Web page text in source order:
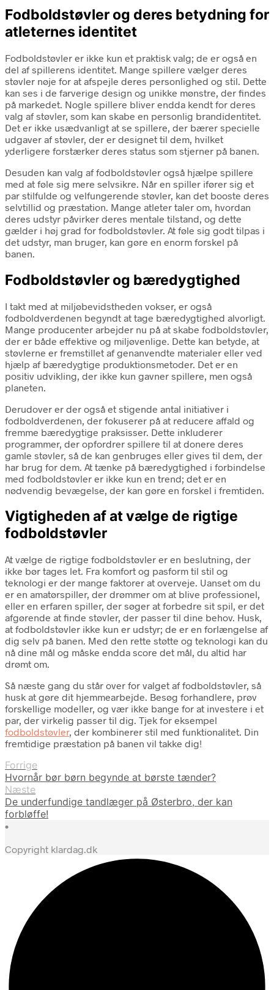
Fodboldstøvler og deres betydning for
atleternes identitet
Fodboldstøvler er ikke kun et praktisk valg; de er også en
del af spillerens identitet. Mange spillere vælger deres
støvler nøje for at afspejle deres personlighed og stil. Dette
kan ses i de farverige design og unikke mønstre, der findes
på markedet. Nogle spillere bliver endda kendt for deres
valg af støvler, som kan skabe en personlig brandidentitet.
Det er ikke usædvanligt at se spillere, der bærer specielle
udgaver af støvler, der er designet til dem, hvilket
yderligere forstærker deres status som stjerner på banen.
Desuden kan valg af fodboldstøvler også hjælpe spillere
med at føle sig mere selvsikre. Når en spiller ifører sig et
par stilfulde og velfungerende støvler, kan det booste deres
selvtillid og præstation. Mange atleter taler om, hvordan
deres udstyr påvirker deres mentale tilstand, og dette
gælder i høj grad for fodboldstøvler. At føle sig godt tilpas i
det udstyr, man bruger, kan gøre en enorm forskel på
banen.
Fodboldstøvler og bæredygtighed
I takt med at miljøbevidstheden vokser, er også
fodboldverdenen begyndt at tage bæredygtighed alvorligt.
Mange producenter arbejder nu på at skabe fodboldstøvler,
der er både effektive og miljøvenlige. Dette kan betyde, at
støvlerne er fremstillet af genanvendte materialer eller ved
hjælp af bæredygtige produktionsmetoder. Det er en
positiv udvikling, der ikke kun gavner spillere, men også
planeten.
Derudover er der også et stigende antal initiativer i
fodboldverdenen, der fokuserer på at reducere affald og
fremme bæredygtige praksisser. Dette inkluderer
programmer, der opfordrer spillere til at donere deres
gamle støvler, så de kan genbruges eller gives til dem, der
har brug for dem. At tænke på bæredygtighed i forbindelse
med fodboldstøvler er ikke kun en trend; det er en
nødvendig bevægelse, der kan gøre en forskel i fremtiden.
Vigtigheden af at vælge de rigtige
fodboldstøvler
At vælge de rigtige fodboldstøvler er en beslutning, der
ikke bør tages let. Fra komfort og pasform til stil og
teknologi er der mange faktorer at overveje. Uanset om du
er en amatørspiller, der drømmer om at blive professionel,
eller en erfaren spiller, der søger at forbedre sit spil, er det
afgørende at finde støvler, der passer til dine behov. Husk,
at fodboldstøvler ikke kun er udstyr; de er en forlængelse af
dig selv på banen. Med den rette støtte og teknologi kan du
nå dine mål og måske endda score det mål, du altid har
drømt om.
Så næste gang du står over for valget af fodboldstøvler, så
husk at gøre dit hjemmearbejde. Besøg forhandlere, prøv
forskellige modeller, og vær ikke bange for at investere i et
par, der virkelig passer til dig. Tjek for eksempel
fodboldstøvler, der kombinerer stil med funktionalitet. Din
fremtidige præstation på banen vil takke dig!
Forrige
Hvornår bør børn begynde at børste tænder?
Næste
De underfundige tandlæger på Østerbro, der kan
forbløffe!
•
Copyright klardag.dk